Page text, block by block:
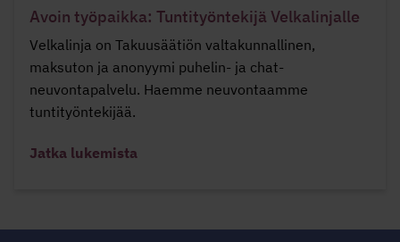
Avoin työpaikka: Tuntityöntekijä Velkalinjalle
Velkalinja on Takuusäätiön valtakunnallinen,
maksuton ja anonyymi puhelin- ja chat-
neuvontapalvelu. Haemme neuvontaamme
tuntityöntekijää.
Jatka lukemista